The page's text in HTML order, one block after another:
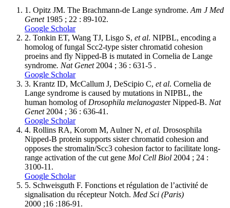
1. Opitz JM. The Brachmann-de Lange syndrome. Am J Med
Genet1985 ; 22 : 89-102.
Google Scholar
2. Tonkin ET, Wang TJ, Lisgo S, et al. NIPBL, encoding a
homolog of fungal Scc2-type sister chromatid cohesion
proeins and fly Nipped-B is mutated in Cornelia de Lange
syndrome. Nat Genet2004 ; 36 : 631-5 .
Google Scholar
3. Krantz ID, McCallum J, DeScipio C, et al. Cornelia de
Lange syndrome is caused by mutations in NIPBL, the
human homolog of Drosophila melanogaster Nipped-B. Nat
Genet2004 ; 36 : 636-41.
Google Scholar
4. Rollins RA, Korom M, Aulner N, et al. Drososphila
Nipped-B protein supports sister chromatid cohesion and
opposes the stromalin/Scc3 cohesion factor to facilitate long-
range activation of the cut gene Mol Cell Biol 2004 ; 24 :
3100-11.
Google Scholar
5. Schweisguth F. Fonctions et régulation de l’activité de
signalisation du récepteur Notch. Med Sci (Paris)
2000 ;16 :186-91.